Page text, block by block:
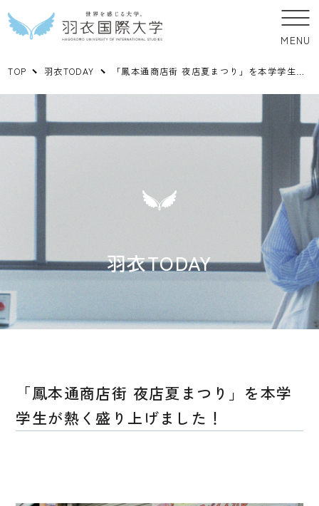
MENU
TOP 羽衣TODAY 「鳳本通商店街 夜店夏まつり」を本学学生が熱く盛り上げました！
羽衣TODAY
「鳳本通商店街 夜店夏まつり」を本学
学生が熱く盛り上げました！